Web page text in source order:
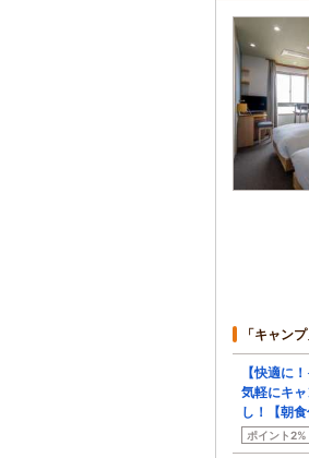
「キャン
【快適に
気軽にキ
し！【朝食
ポイント2%